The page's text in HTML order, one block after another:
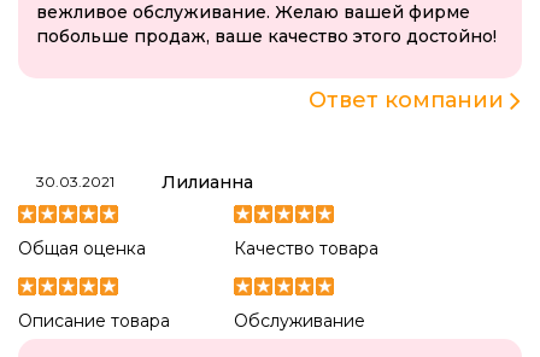
вежливое обслуживание. Желаю вашей фирме
побольше продаж, ваше качество этого достойно!
Ответ компании
30.03.2021 Лилианна
Общая оценка Качество товара
Описание товара Обслуживание